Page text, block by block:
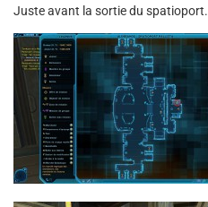
Juste avant la sortie du spatioport.